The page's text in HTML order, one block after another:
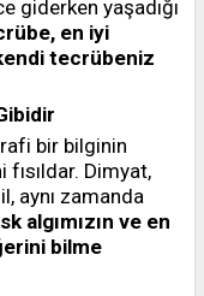
giderken yaşadığı
en iyi
tecrübeniz
bir bilginin
Dimyat,
aynı zamanda
algımızın ve en
bilme